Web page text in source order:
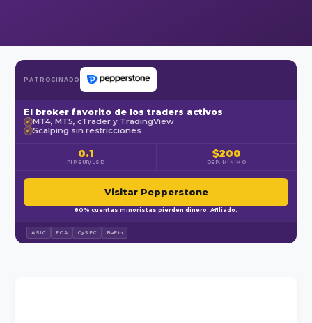
PATROCINADO
El broker favorito de los traders activos
✓ MT4, MT5, cTrader y TradingView
✓ Scalping sin restricciones
0.1
PIP EUR/USD
$200
DEP. MÍNIMO
Visitar Pepperstone
80% cuentas minoristas pierden dinero. Afiliado.
ASIC FCA CySEC BaFin